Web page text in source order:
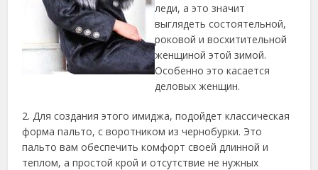
леди, а это значит
выглядеть состоятельной,
роковой и восхитительной
женщиной этой зимой.
Особенно это касается
деловых женщин.
2. Для создания этого имиджа, подойдет классическая
форма пальто, с воротником из чернобурки. Это
пальто вам обеспечить комфорт своей длинной и
теплом, а простой крой и отсутствие не нужных